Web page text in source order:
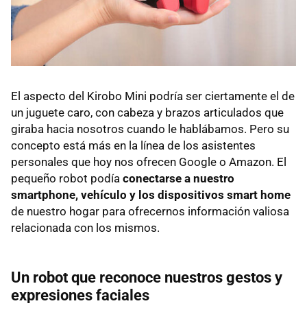
El aspecto del Kirobo Mini podría ser ciertamente el de
un juguete caro, con cabeza y brazos articulados que
giraba hacia nosotros cuando le hablábamos. Pero su
concepto está más en la línea de los asistentes
personales que hoy nos ofrecen Google o Amazon. El
pequeño robot podía conectarse a nuestro
smartphone, vehículo y los dispositivos smart home
de nuestro hogar para ofrecernos información valiosa
relacionada con los mismos.
Un robot que reconoce nuestros gestos y
expresiones faciales